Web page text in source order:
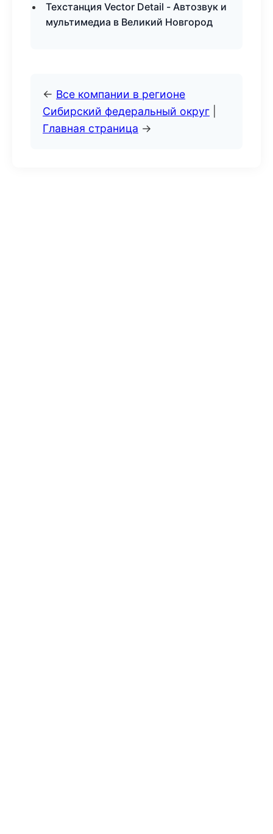
Техстанция Vector Detail - Автозвук и
мультимедиа в Великий Новгород
← Все компании в регионе
Сибирский федеральный округ
Главная страница →